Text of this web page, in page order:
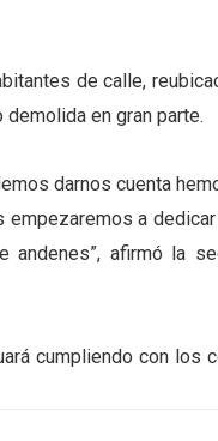
de calle,
en gran parte.
darnos cuenta
a
afirmó la
cumpliendo con